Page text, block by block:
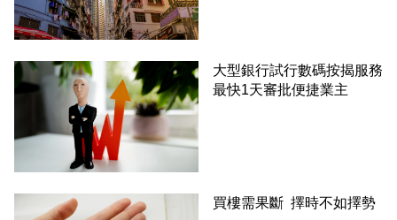
大型銀行試行數碼按揭服務
最快1天審批便捷業主
買樓需果斷 擇時不如擇勢